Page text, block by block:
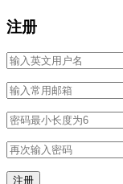
注册